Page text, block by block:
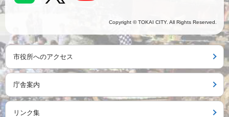
Copyright © TOKAI CITY. All Rights Reserved.
市役所へのアクセス
庁舎案内
リンク集